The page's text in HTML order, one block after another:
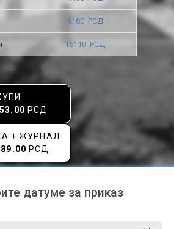
8180 РСД
15110 РСД
53.00 РСД
+ ЖУРНАЛ
89.00 РСД
датуме за приказ